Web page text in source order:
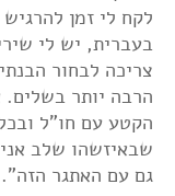
לקח לי זמן
צריכה לבחור
הרבה יותר בשלים.
הקטע עם חו"ל
שבאיזשהו שלב
גם עם האתגר הזה".